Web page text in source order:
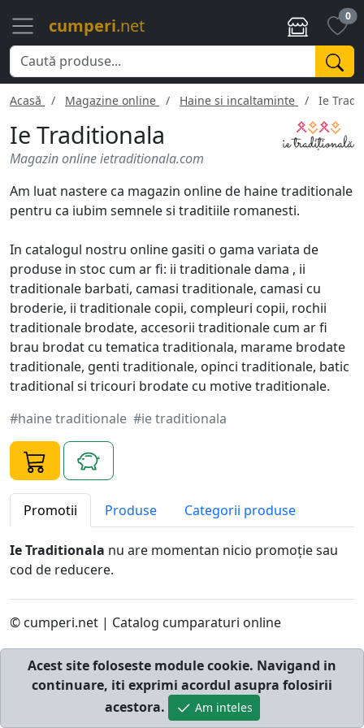
cumperi.net 0
Acasă Magazine online Haine si incaltaminte Ie
Ie Traditionala
Magazin online ietraditionala.com
Am luat nastere ca magazin online de haine traditionale
pentru ca iubim semnele si traditiile romanesti.
In catalogul nostru online gasiti o gama variata de
produse in stoc cum ar fi: ii traditionale dama , ii
traditionale barbati, camasi traditionale, camasi cu
broderie, ii traditionale copii, compleuri copii, rochii
traditionale brodate, accesorii traditionale cum ar fi
brau brodat cu tematica traditionala, marame brodate
traditionale, genti traditionale, opinci traditionale, batic
traditional si tricouri brodate cu motive traditionale.
#haine traditionale #ie traditionala
Promotii Produse Categorii produse
Ie Traditionala nu are momentan nicio promoţie sau
cod de reducere.
© cumperi.net | Catalog cumparaturi online
Acest site foloseste module cookie. Navigand in
continuare, iti exprimi acordul asupra folosirii
acestora.
Am inteles